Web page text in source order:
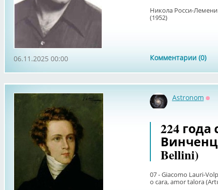
Никола Росси-
(1952)
Комментарии (0)
06.11.2025 00:00
Astronom
224
Bellini)
07 - Giacomo Lauri-
o cara, amor talora